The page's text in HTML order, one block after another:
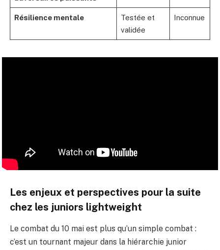
Résilience mentale
Testée et
validée
Inconnue
Les enjeux et perspectives pour la suite
chez les juniors lightweight
Le combat du 10 mai est plus qu’un simple combat :
c’est un tournant majeur dans la hiérarchie junior